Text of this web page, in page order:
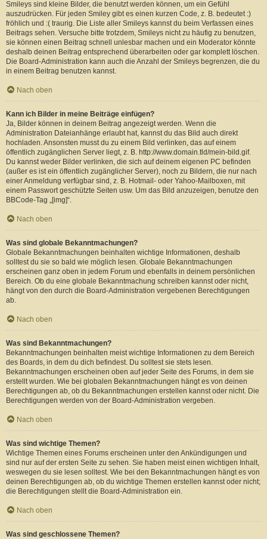
Smileys sind kleine Bilder, die benutzt werden können, um ein Gefühl
auszudrücken. Für jeden Smiley gibt es einen kurzen Code, z. B. bedeutet :)
fröhlich und :( traurig. Die Liste aller Smileys kannst du beim Verfassen eines
Beitrags sehen. Versuche bitte trotzdem, Smileys nicht zu häufig zu benutzen,
sie können einen Beitrag schnell unlesbar machen und ein Moderator könnte
deshalb deinen Beitrag entsprechend überarbeiten oder gar komplett löschen.
Die Board-Administration kann auch die Anzahl der Smileys begrenzen, die du
in einem Beitrag benutzen kannst.
Nach oben
Kann ich Bilder in meine Beiträge einfügen?
Ja, Bilder können in deinem Beitrag angezeigt werden. Wenn die
Administration Dateianhänge erlaubt hat, kannst du das Bild auch direkt
hochladen. Ansonsten musst du zu einem Bild verlinken, das auf einem
öffentlich zugänglichen Server liegt, z. B. http://www.domain.tld/mein-bild.gif.
Du kannst weder Bilder verlinken, die sich auf deinem eigenen PC befinden
(außer es ist ein öffentlich zugänglicher Server), noch zu Bildern, die nur nach
einer Anmeldung verfügbar sind, z. B. Hotmail- oder Yahoo-Mailboxen, mit
einem Passwort geschützte Seiten usw. Um das Bild anzuzeigen, benutze den
BBCode-Tag „[img]“.
Nach oben
Was sind globale Bekanntmachungen?
Globale Bekanntmachungen beinhalten wichtige Informationen, deshalb
solltest du sie so bald wie möglich lesen. Globale Bekanntmachungen
erscheinen ganz oben in jedem Forum und ebenfalls in deinem persönlichen
Bereich. Ob du eine globale Bekanntmachung schreiben kannst oder nicht,
hängt von den durch die Board-Administration vergebenen Berechtigungen
ab.
Nach oben
Was sind Bekanntmachungen?
Bekanntmachungen beinhalten meist wichtige Informationen zu dem Bereich
des Boards, in dem du dich befindest. Du solltest sie stets lesen.
Bekanntmachungen erscheinen oben auf jeder Seite des Forums, in dem sie
erstellt wurden. Wie bei globalen Bekanntmachungen hängt es von deinen
Berechtigungen ab, ob du Bekanntmachungen erstellen kannst oder nicht. Die
Berechtigungen werden von der Board-Administration vergeben.
Nach oben
Was sind wichtige Themen?
Wichtige Themen eines Forums erscheinen unter den Ankündigungen und
sind nur auf der ersten Seite zu sehen. Sie haben meist einen wichtigen Inhalt,
weswegen du sie lesen solltest. Wie bei den Bekanntmachungen hängt es von
deinen Berechtigungen ab, ob du wichtige Themen erstellen kannst oder nicht;
die Berechtigungen stellt die Board-Administration ein.
Nach oben
Was sind geschlossene Themen?